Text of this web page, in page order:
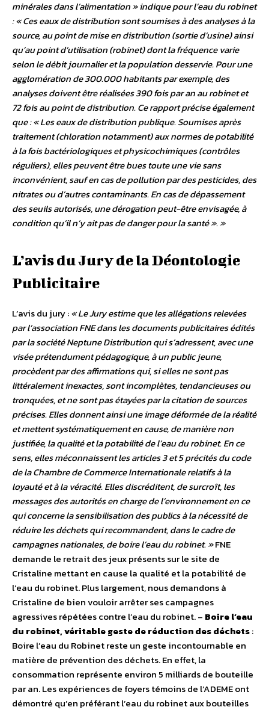
minérales dans l’alimentation » indique pour l’eau du robinet
: « Ces eaux de distribution sont soumises à des analyses à la
source, au point de mise en distribution (sortie d’usine) ainsi
qu’au point d’utilisation (robinet) dont la fréquence varie
selon le débit journalier et la population desservie. Pour une
agglomération de 300.000 habitants par exemple, des
analyses doivent être réalisées 390 fois par an au robinet et
72 fois au point de distribution. Ce rapport précise également
que : « Les eaux de distribution publique. Soumises après
traitement (chloration notamment) aux normes de potabilité
à la fois bactériologiques et physicochimiques (contrôles
réguliers), elles peuvent être bues toute une vie sans
inconvénient, sauf en cas de pollution par des pesticides, des
nitrates ou d’autres contaminants. En cas de dépassement
des seuils autorisés, une dérogation peut-être envisagée, à
condition qu’il n’y ait pas de danger pour la santé ». »
L’avis du Jury de la Déontologie
Publicitaire
L’avis du jury :« Le Jury estime que les allégations relevées
par l’association FNE dans les documents publicitaires édités
par la société Neptune Distribution qui s’adressent, avec une
visée prétendument pédagogique, à un public jeune,
procèdent par des affirmations qui, si elles ne sont pas
littéralement inexactes, sont incomplètes, tendancieuses ou
tronquées, et ne sont pas étayées par la citation de sources
précises. Elles donnent ainsi une image déformée de la réalité
et mettent systématiquement en cause, de manière non
justifiée, la qualité et la potabilité de l’eau du robinet. En ce
sens, elles méconnaissent les articles 3 et 5 précités du code
de la Chambre de Commerce Internationale relatifs à la
loyauté et à la véracité. Elles discréditent, de surcroît, les
messages des autorités en charge de l’environnement en ce
qui concerne la sensibilisation des publics à la nécessité de
réduire les déchets qui recommandent, dans le cadre de
campagnes nationales, de boire l’eau du robinet. »FNE
demande le retrait des jeux présents sur le site de
Cristaline mettant en cause la qualité et la potabilité de
l’eau du robinet. Plus largement, nous demandons à
Cristaline de bien vouloir arrêter ses campagnes
agressives répétées contre l’eau du robinet. – Boire l’eau
du robinet, véritable geste de réduction des déchets:
Boire l’eau du Robinet reste un geste incontournable en
matière de prévention des déchets. En effet, la
consommation représente environ 5 milliards de bouteille
par an. Les expériences de foyers témoins de l’ADEME ont
démontré qu’en préférant l’eau du robinet aux bouteilles